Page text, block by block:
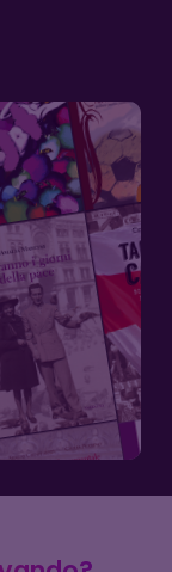
un
il
ciò
lo
e